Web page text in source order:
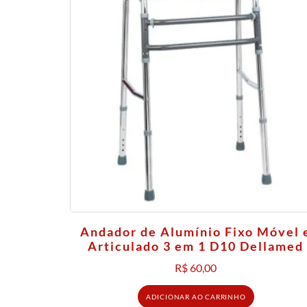
Andador de Alumínio Fixo Móvel
Articulado 3 em 1 D10 Dellamed
R$60,00
ADICIONAR AO CARRINHO